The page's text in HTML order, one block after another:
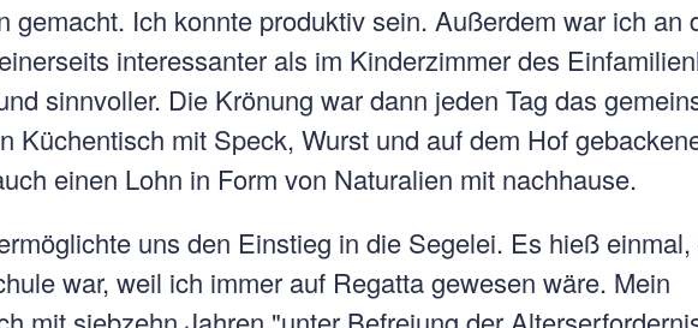
gemacht. Ich konnte produktiv sein. Außerdem war ich an
interessanter als im Kinderzimmer des
sinnvoller. Die Krönung war dann jeden Tag das
Küchentisch mit Speck, Wurst und auf dem Hof
einen Lohn in Form von Naturalien mit nachhause.
uns den Einstieg in die Segelei. Es hieß
war, weil ich immer auf Regatta gewesen wäre. Mein